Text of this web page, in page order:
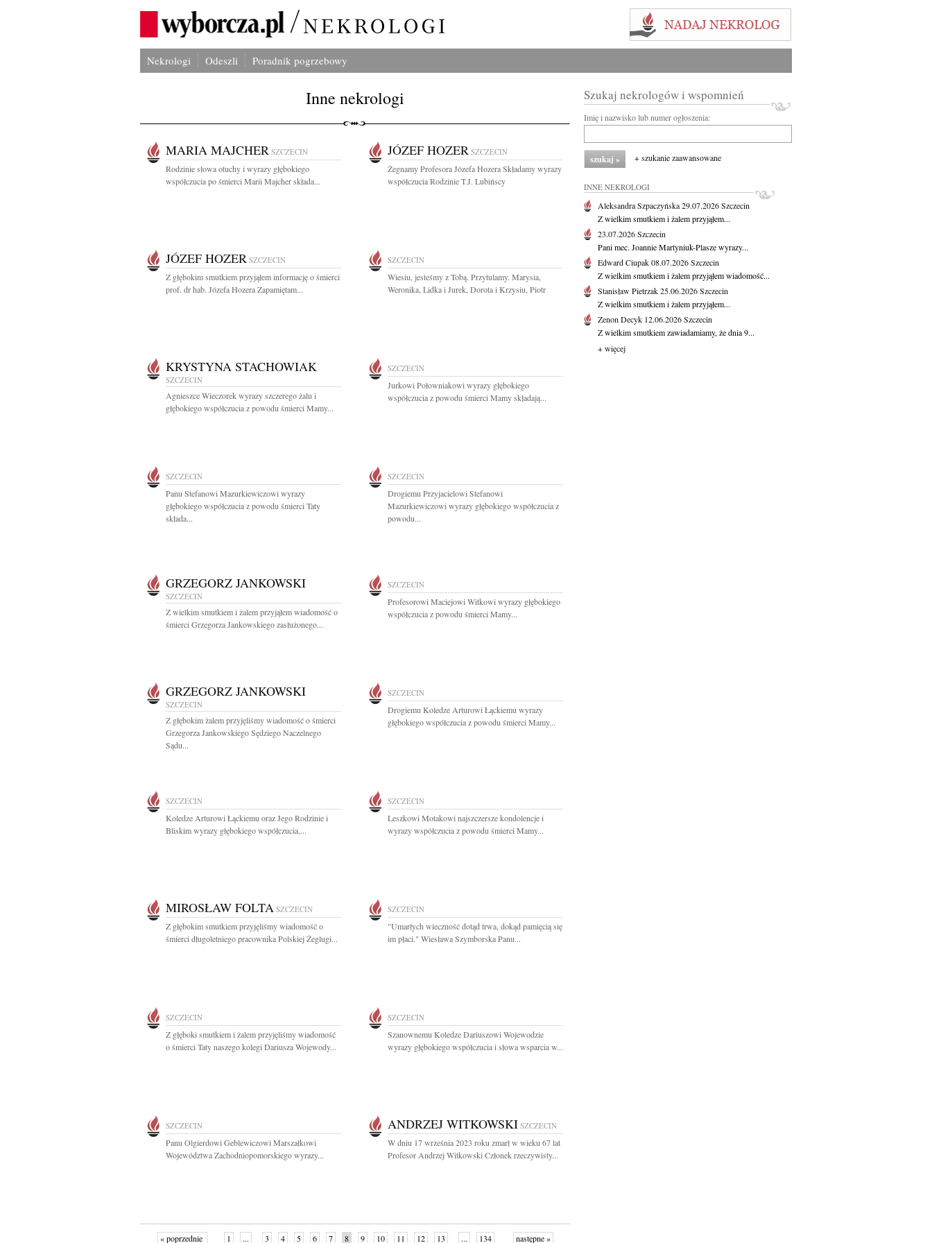
Nekrologi Odeszli Poradnik pogrzebowy
Inne nekrologi
MARIA MAJCHER SZCZECIN
Rodzinie słowa otuchy i wyrazy głębokiego
współczucia po śmierci Marii Majcher składa...
JÓZEF HOZER SZCZECIN
Żegnamy Profesora Józefa Hozera Składamy wyrazy
współczucia Rodzinie T.J. Lubińscy
JÓZEF HOZER SZCZECIN
Z głębokim smutkiem przyjąłem informację o śmierci
prof. dr hab. Józefa Hozera Zapamiętam...
SZCZECIN
Wiesiu, jesteśmy z Tobą. Przytulamy. Marysia,
Weronika, Lidka i Jurek, Dorota i Krzysiu, Piotr
KRYSTYNA STACHOWIAK
SZCZECIN
Agnieszce Wieczorek wyrazy szczerego żalu i
głębokiego współczucia z powodu śmierci Mamy...
SZCZECIN
Jurkowi Połowniakowi wyrazy głębokiego
współczucia z powodu śmierci Mamy składają...
SZCZECIN
Panu Stefanowi Mazurkiewiczowi wyrazy
głębokiego współczucia z powodu śmierci Taty
składa...
SZCZECIN
Drogiemu Przyjacielowi Stefanowi
Mazurkiewiczowi wyrazy głębokiego współczucia z
powodu...
GRZEGORZ JANKOWSKI
SZCZECIN
Z wielkim smutkiem i żalem przyjąłem wiadomość o
śmierci Grzegorza Jankowskiego zasłużonego...
SZCZECIN
Profesorowi Maciejowi Witkowi wyrazy głębokiego
współczucia z powodu śmierci Mamy...
GRZEGORZ JANKOWSKI
SZCZECIN
Z głębokim żalem przyjęliśmy wiadomość o śmierci
Grzegorza Jankowskiego Sędziego Naczelnego
Sądu...
SZCZECIN
Drogiemu Koledze Arturowi Łąckiemu wyrazy
głębokiego współczucia z powodu śmierci Mamy...
SZCZECIN
Koledze Arturowi Łąckiemu oraz Jego Rodzinie i
Bliskim wyrazy głębokiego współczucia,...
SZCZECIN
Leszkowi Motakowi najszczersze kondolencje i
wyrazy współczucia z powodu śmierci Mamy...
MIROSŁAW FOLTA SZCZECIN
Z głębokim smutkiem przyjęliśmy wiadomość o
śmierci długoletniego pracownika Polskiej Żeglugi...
SZCZECIN
"Umarłych wieczność dotąd trwa, dokąd pamięcią się
im płaci." Wiesława Szymborska Panu...
SZCZECIN
Z głęboki smutkiem i żalem przyjęliśmy wiadomość
o śmierci Taty naszego kolegi Dariusza Wojewody...
SZCZECIN
Szanownemu Koledze Dariuszowi Wojewodzie
wyrazy głębokiego współczucia i słowa wsparcia w...
SZCZECIN
Panu Olgierdowi Geblewiczowi Marszałkowi
Województwa Zachodniopomorskiego wyrazy...
ANDRZEJ WITKOWSKI SZCZECIN
W dniu 17 września 2023 roku zmarł w wieku 67 lat
Profesor Andrzej Witkowski Członek rzeczywisty...
« poprzednie 1 ... 3 4 5 6 7 8 9 10 11 12 13 ... 134 następne »
Szukaj nekrologów i wspomnień
Imię i nazwisko lub numer ogłoszenia:
+ szukanie zaawansowane
INNE NEKROLOGI
Aleksandra Szpaczyńska29.07.2026Szczecin
Z wielkim smutkiem i żalem przyjąłem...
23.07.2026Szczecin
Pani mec. Joannie Martyniuk-Plasze wyrazy...
Edward Ciupak08.07.2026Szczecin
Z wielkim smutkiem i żalem przyjąłem wiadomość...
Stanisław Pietrzak25.06.2026Szczecin
Z wielkim smutkiem i żalem przyjąłem...
Zenon Decyk 12.06.2026Szczecin
Z wielkim smutkiem zawiadamiamy, że dnia 9...
+ więcej